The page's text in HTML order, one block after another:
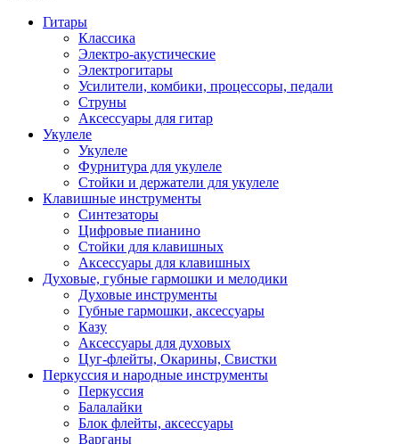
Гитары
Классика
Электро-акустические
Электрогитары
Усилители, комбики, процессоры, педали
Струны
Аксессуары для гитар
Укулеле
Укулеле
Фурнитура для укулеле
Стойки и держатели для укулеле
Клавишные инструменты
Синтезаторы
Цифровые пианино
Стойки для клавишных
Аксессуары для клавишных
Духовые, губные гармошки и мелодики
Духовые инструменты
Губные гармошки, аксессуары
Казу
Аксессуары для духовых
Цуг-флейты, Окарины, Свистки
Перкуссия и народные инструменты
Перкуссия
Балалайки
Блок флейты, аксессуары
Варганы